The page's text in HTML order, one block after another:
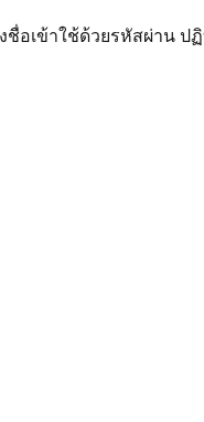
ชื่อเข้าใช้ด้วยรหัสผ่า